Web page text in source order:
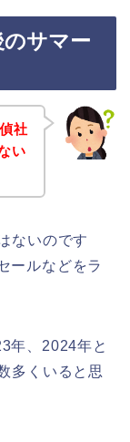
サマー
社
い
ないのです
ールなどをラ
年、2024年と
多くいると思